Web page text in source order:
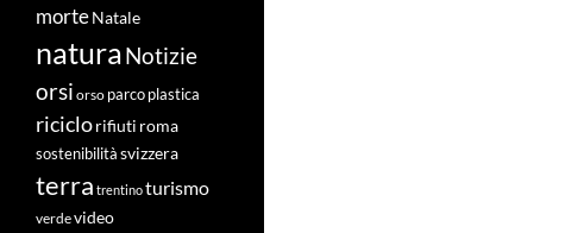
morteNatale
naturaNotizie
orsi orso parco plastica
riciclorifiuti roma
sostenibilità svizzera
terra trentinoturismo
verdevideo